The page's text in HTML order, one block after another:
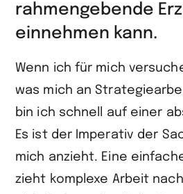
rahmengebende
einnehmen kann.
Wenn ich für mich
was mich an
bin ich schnell auf einer
Es ist der Imperativ der
mich anzieht. Eine
zieht komplexe Arbeit